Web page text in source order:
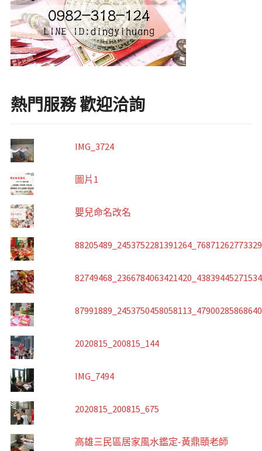
熱門服務 歡迎洽詢
IMG_3724
圖片1
嬰兒命名改名
2020815_200815_144
IMG_7494
2020815_200815_675
高雄三民區居家風水鑑定-黃鼎頤老師